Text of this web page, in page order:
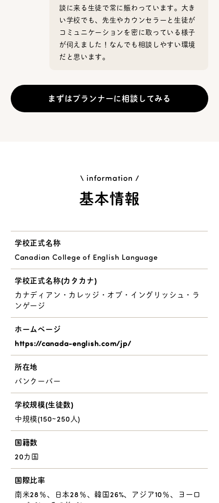
談に来る生徒で常に賑わっています。大き
い学校でも、先生やカウンセラーと生徒が
コミュニケーションを密に取っている様子
が伺えました！なんでも相談しやすい環境
だと思います。
まずはプランナーに相談してみる
\ information /
基本情報
学校正式名称
Canadian College of English Language
学校正式名称(カタカナ)
カナディアン・カレッジ・オブ・イングリッシュ・ラ
ンゲージ
ホームページ
https://canada-english.com/jp/
所在地
バンクーバー
学校規模(生徒数)
中規模(150~250人)
国籍数
20カ国
国際比率
南米28％、日本28％、韓国26%、アジア10％、ヨーロ